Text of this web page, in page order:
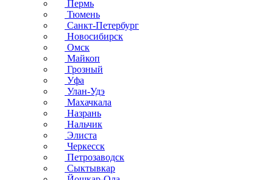
Пермь
Тюмень
Санкт-Петербург
Новосибирск
Омск
Майкоп
Грозный
Уфа
Улан-Удэ
Махачкала
Назрань
Нальчик
Элиста
Черкесск
Петрозаводск
Сыктывкар